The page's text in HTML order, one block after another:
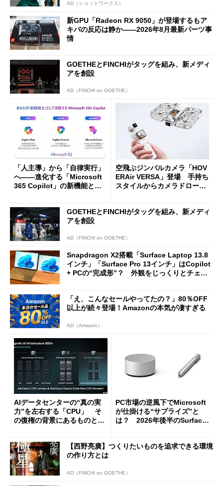
AD（ショットワークス）
新GPU「Radeon RX 9050」が登場するもア
キバの反応は静か――2026年8月最新パーツ事
情
GOETHEとFINCHIがタッグを組み、新メディ
アを創設
AD（FINCHI on GOETHE）
「人主導」から「自律実行」
へ――進化する「Microsoft
365 Copilot」の新機能とエ
空飛ぶジンバルカメラ「HOV
ERAir VERSA」登場 手持ち
スタイルからカメラドローン
GOETHEとFINCHIがタッグを組み、新メディ
アを創設
AD（FINCHI on GOETHE）
Snapdragon X2搭載「Surface Laptop 13.8
インチ」「Surface Pro 13インチ」はCopilot
+ PCの“完成形”？ 外観をじっくりとチェッ
「え、こんなセールやってたの？」80％OFF
以上が続々登場！Amazonの本気が凄すぎる
AD（Amazon）
AIデータセンターの“真の実
力”を左右する「CPU」 そ
の復権の背景にあるものと
PC市場の逆風下でMicrosoft
が仕掛ける“サプライズ”と
は？ 2026年後半のSurface
【西野亮廣】つくりたいものを追求できる環境
の作り方とは
AD（FINCHI on GOETHE）